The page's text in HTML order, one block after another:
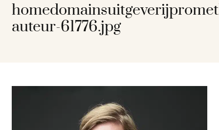
auteur-61776.jpg